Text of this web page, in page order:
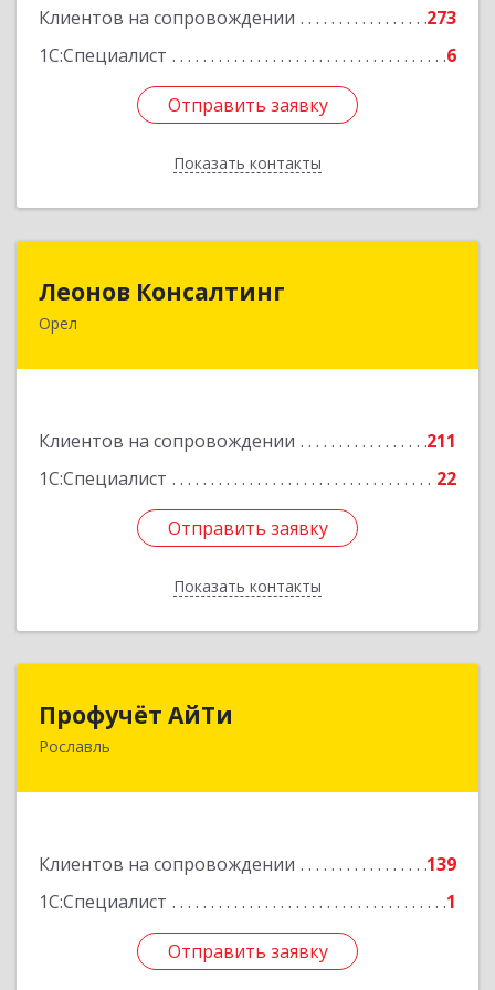
Клиентов на сопровождении
273
1С:Специалист
6
Отправить заявку
Показать контакты
Отправить заявку
Назад
Леонов Консалтинг
Орел
Клиентов на сопровождении
211
1С:Специалист
22
Отправить заявку
Показать контакты
302030, Орловская обл, Орловский р-н, Орел г,
Отправить заявку
Назад
Профучёт АйТи
Рославль
Клиентов на сопровождении
139
1С:Специалист
1
Отправить заявку
216500, Смоленская обл, Рославльский р-н,
Отправить заявку